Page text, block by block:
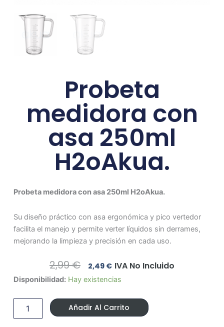
Probeta
medidora con
asa 250ml
H2oAkua.
Probeta medidora con asa 250ml H2oAkua.
Su diseño práctico con asa ergonómica y pico vertedor
facilita el manejo y permite verter líquidos sin derrames,
mejorando la limpieza y precisión en cada uso.
2,99€ El
Precio
Original
Era:
2,99 €.
2,49 €El
Precio
Actual
Es:
2,49 €.
IVA No Incluido
Disponibilidad: Hay existencias
Probeta
con
250ml
Añadir Al Carrito